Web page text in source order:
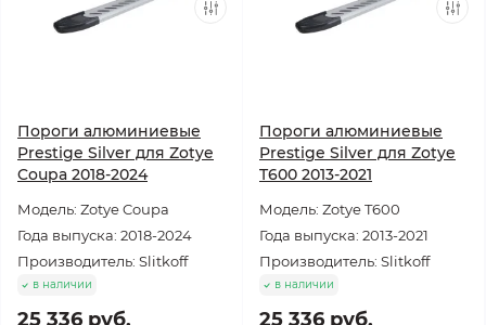
Пороги алюминиевые
Prestige Silver для Zotye
Coupa 2018-2024
Модель: Zotye Coupa
Года выпуска: 2018-2024
Производитель: Slitkoff
в наличии
25 336 руб.
Пороги алюминиевые
Prestige Silver для Zotye
T600 2013-2021
Модель: Zotye T600
Года выпуска: 2013-2021
Производитель: Slitkoff
в наличии
25 336 руб.